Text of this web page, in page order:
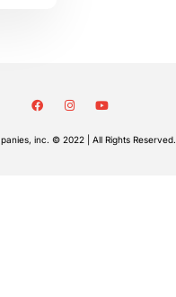
inc. © 2022 | All Rights Reserved.